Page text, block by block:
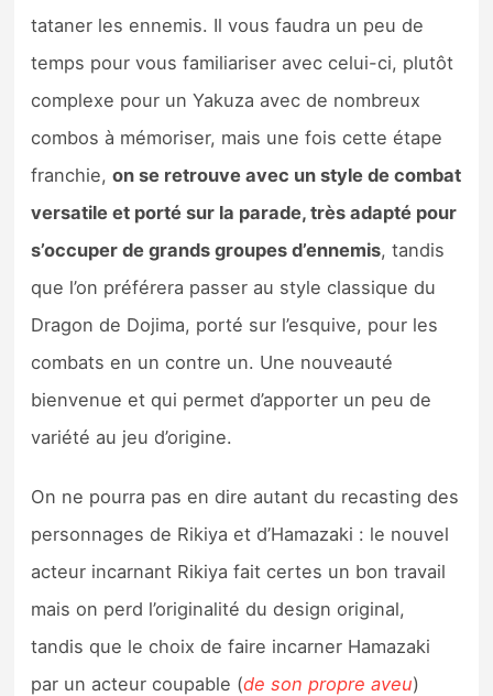
tataner les ennemis. Il vous faudra un peu de
temps pour vous familiariser avec celui-ci, plutôt
complexe pour un Yakuza avec de nombreux
combos à mémoriser, mais une fois cette étape
franchie,on se retrouve avec un style de combat
versatile et porté sur la parade, très adapté pour
s’occuper de grands groupes d’ennemis, tandis
que l’on préférera passer au style classique du
Dragon de Dojima, porté sur l’esquive, pour les
combats en un contre un. Une nouveauté
bienvenue et qui permet d’apporter un peu de
variété au jeu d’origine.
On ne pourra pas en dire autant du recasting des
personnages de Rikiya et d’Hamazaki : le nouvel
acteur incarnant Rikiya fait certes un bon travail
mais on perd l’originalité du design original,
tandis que le choix de faire incarner Hamazaki
par un acteur coupable (de son propre aveu)